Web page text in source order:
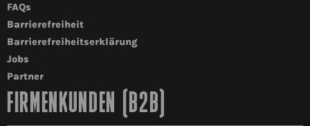
FAQs
Barrierefreiheit
Barrierefreiheitserklärung
Jobs
Partner
FIRMENKUNDEN (B2B)